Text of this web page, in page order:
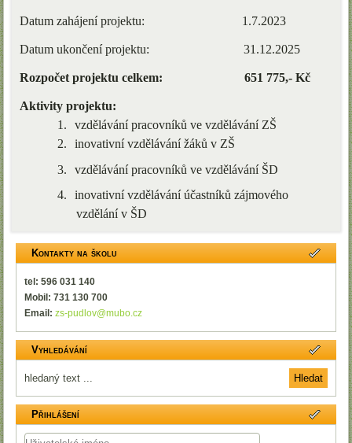
Datum zahájení projektu: 1.7.2023
Datum ukončení projektu: 31.12.2025
Rozpočet projektu celkem: 651 775,- Kč
Aktivity projektu:
1.
vzdělávání pracovníků ve vzdělávání ZŠ
2.
inovativní vzdělávání žáků v ZŠ
3.
vzdělávání pracovníků ve vzdělávání ŠD
4.
inovativní vzdělávání účastníků zájmového
vzdělání v ŠD
Kontakty na školu
tel: 596 031 140
Mobil: 731 130 700
Email:zs-pudlov@mubo.cz
Vyhledávání
Přihlášení